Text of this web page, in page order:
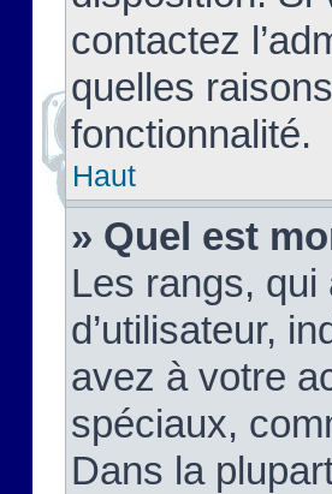
contactez
quelles
fonctionnalité.
Haut
» Quel est
Les rangs,
d’utilisateur,
avez à votre
spéciaux,
Dans la